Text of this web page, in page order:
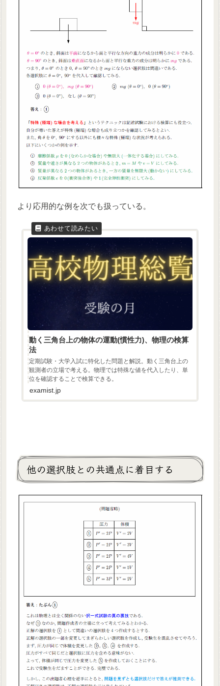
より応用的な例を次でも扱っている。
動く三角台上の物体の運動(慣性力)、物理の検算
法
定期試験・大学入試に特化した問題と解説。動く三角台上の
観測者の立場で考える。物理では特殊な値を代入したり、単
位を確認することで検算できる。
examist.jp
他の選択肢との共通点に着目する